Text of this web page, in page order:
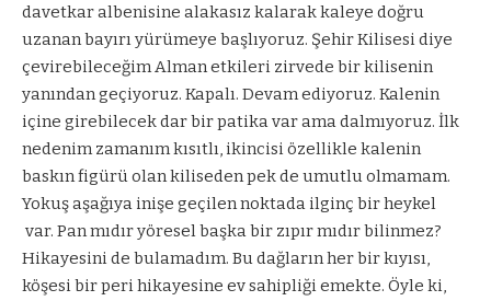
davetkar albenisine alakasız kalarak kaleye doğru
uzanan bayırı yürümeye başlıyoruz. Şehir Kilisesi diye
çevirebileceğim Alman etkileri zirvede bir kilisenin
yanından geçiyoruz. Kapalı. Devam ediyoruz. Kalenin
içine girebilecek dar bir patika var ama dalmıyoruz. İlk
nedenim zamanım kısıtlı, ikincisi özellikle kalenin
baskın figürü olan kiliseden pek de umutlu olmamam.
Yokuş aşağıya inişe geçilen noktada ilginç bir heykel
var. Pan mıdır yöresel başka bir zıpır mıdır bilinmez?
Hikayesini de bulamadım. Bu dağların her bir kıyısı,
köşesi bir peri hikayesine ev sahipliği emekte. Öyle ki,